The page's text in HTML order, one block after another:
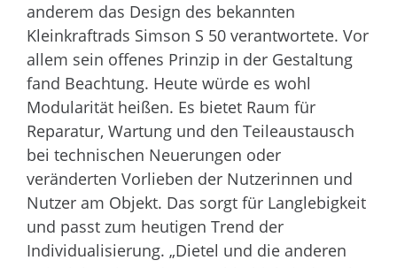
anderem das Design des bekannten
Kleinkraftrads Simson S 50 verantwortete. Vor
allem sein offenes Prinzip in der Gestaltung
fand Beachtung. Heute würde es wohl
Modularität heißen. Es bietet Raum für
Reparatur, Wartung und den Teileaustausch
bei technischen Neuerungen oder
veränderten Vorlieben der Nutzerinnen und
Nutzer am Objekt. Das sorgt für Langlebigkeit
und passt zum heutigen Trend der
Individualisierung. „Dietel und die anderen